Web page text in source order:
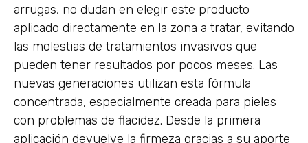
arrugas, no dudan en elegir este producto
aplicado directamente en la zona a tratar, evitando
las molestias de tratamientos invasivos que
pueden tener resultados por pocos meses. Las
nuevas generaciones utilizan esta fórmula
concentrada, especialmente creada para pieles
con problemas de flacidez. Desde la primera
aplicación devuelve la firmeza gracias a su aporte